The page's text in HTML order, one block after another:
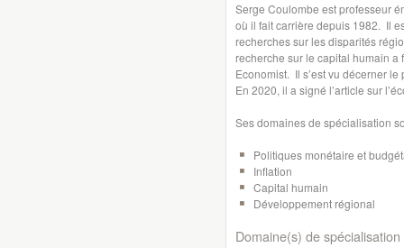
Serge Coulombe est professeur
où il fait carrière depuis 1982. Il
recherches sur les disparités
recherche sur le capital humain a
Economist. Il s’est vu décerner
En 2020, il a signé l’article sur
Ses domaines de spécialisation
Politiques monétaire et
Inflation
Capital humain
Développement régional
Domaine(s) de spécialisation